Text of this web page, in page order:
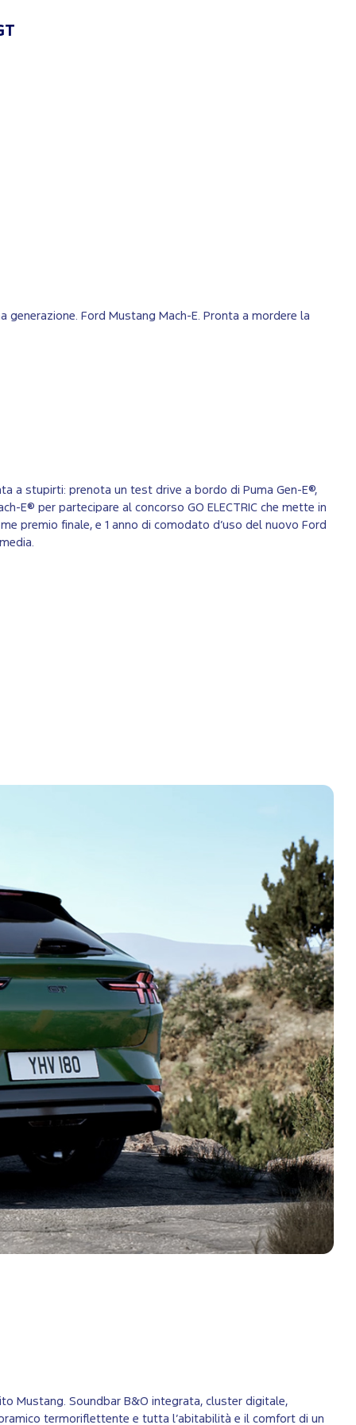
generazione. Ford Mustang Mach-E. Pronta a mordere la
a stupirti: prenota un test drive a bordo di Puma Gen-E®,
E® per partecipare al concorso GO ELECTRIC che mette in
premio finale, e 1 anno di comodato d’uso del nuovo Ford
Mustang. Soundbar B&O integrata, cluster digitale,
termoriflettente e tutta l’abitabilità e il comfort di un